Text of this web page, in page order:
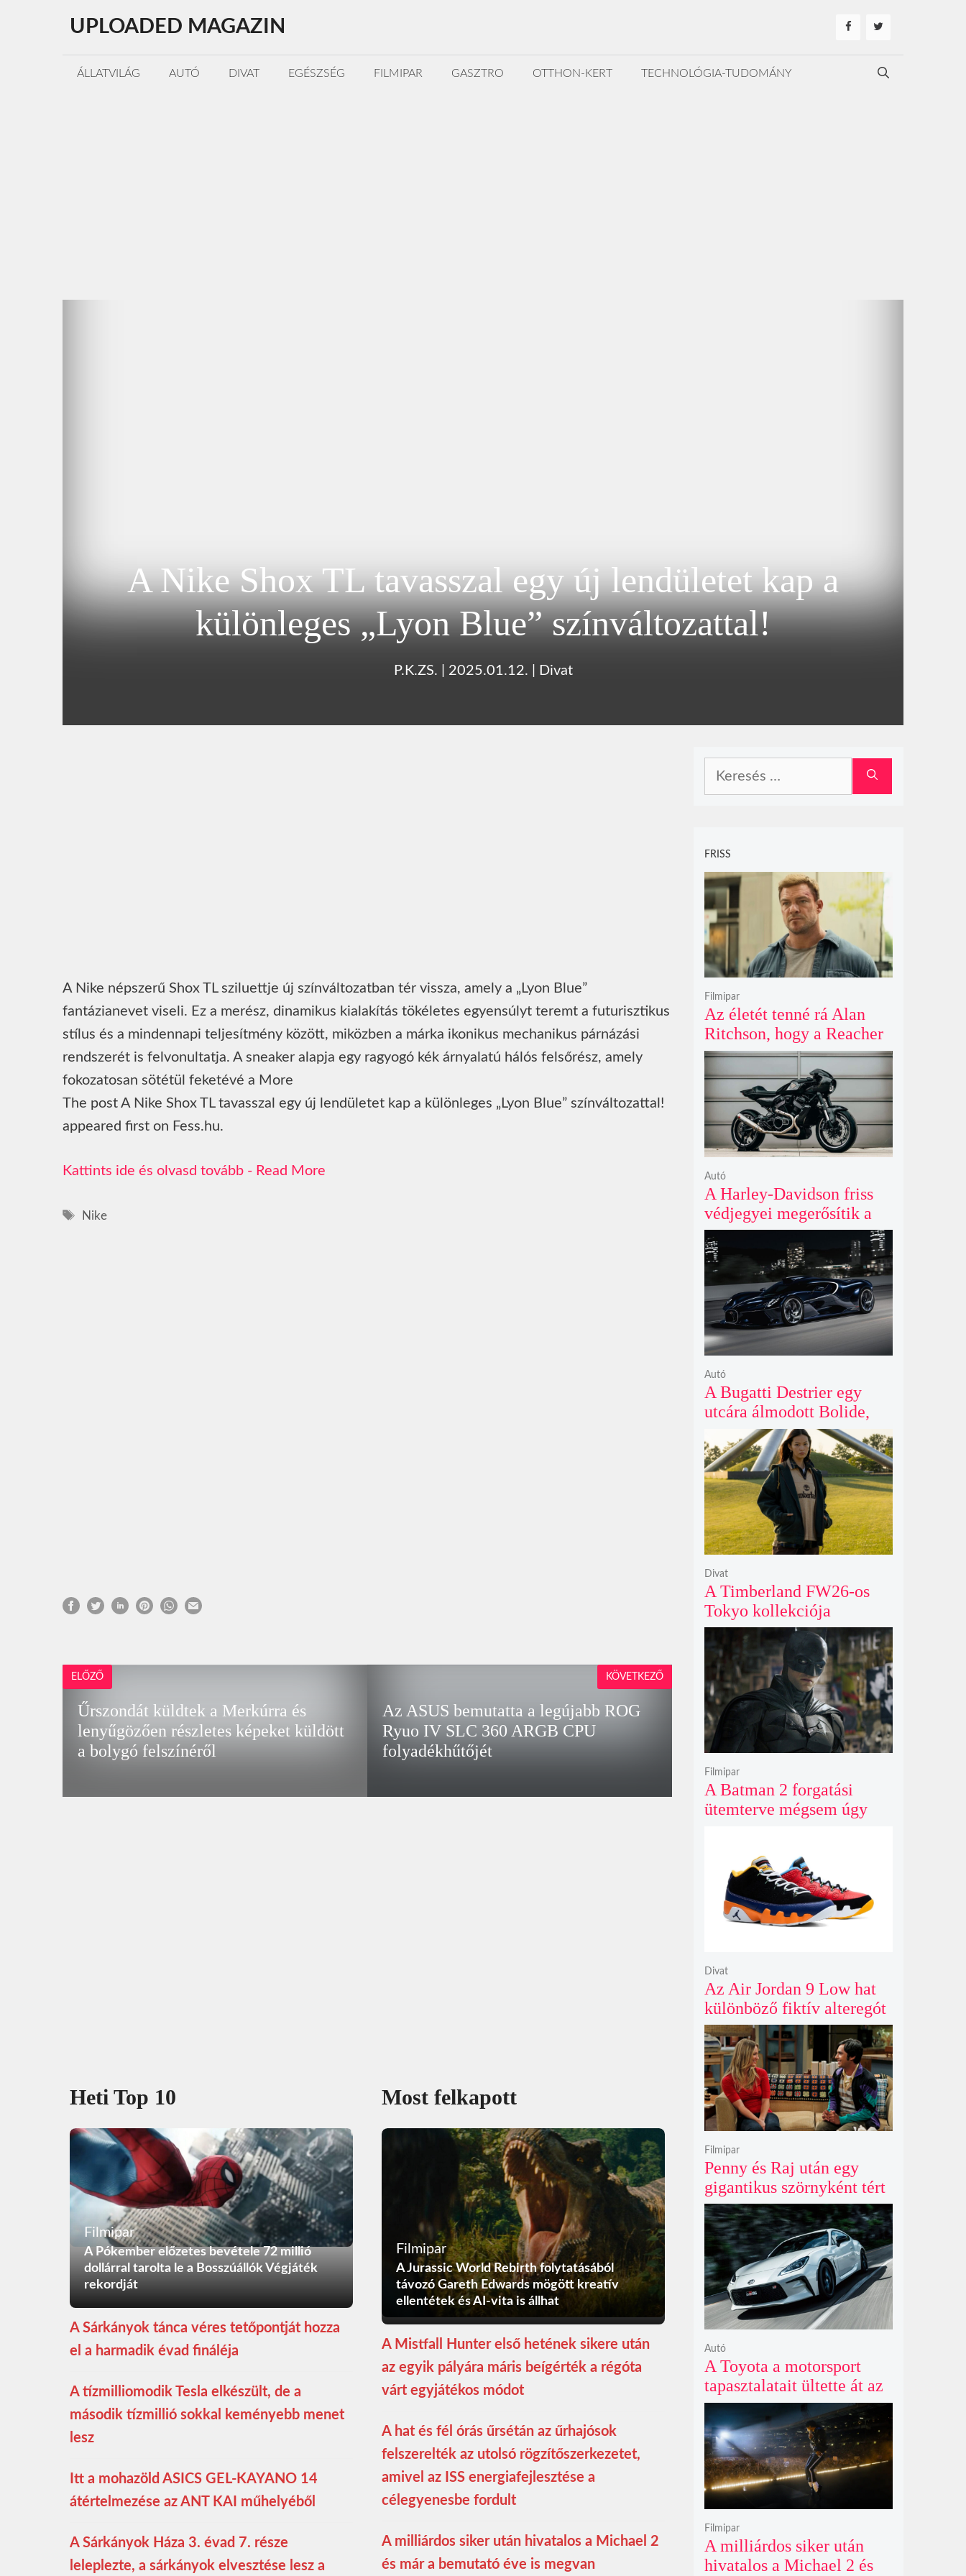
tartalomba
UPLOADED MAGAZIN
ÁLLATVILÁG AUTÓ DIVAT EGÉSZSÉG FILMIPAR GASZTRO OTTHON-KERT TECHNOLÓGIA-TUDOMÁNY
A Nike Shox TL tavasszal egy új lendületet kap a
különleges „Lyon Blue” színváltozattal!
P.K.ZS. 2025.01.12. Divat
A Nike népszerű Shox TL sziluettje új színváltozatban tér vissza, amely a „Lyon Blue”
fantázianevet viseli. Ez a merész, dinamikus kialakítás tökéletes egyensúlyt teremt a futurisztikus
stílus és a mindennapi teljesítmény között, miközben a márka ikonikus mechanikus párnázási
rendszerét is felvonultatja. A sneaker alapja egy ragyogó kék árnyalatú hálós felsőrész, amely
fokozatosan sötétül feketévé a More
The post A Nike Shox TL tavasszal egy új lendületet kap a különleges „Lyon Blue” színváltozattal!
appeared first on Fess.hu.
Read More
Címkék
Nike
ELŐZŐ
Űrszondát küldtek a Merkúrra és
lenyűgözően részletes képeket küldött
a bolygó felszínéről
Az ASUS bemutatta a legújabb ROG
Ryuo IV SLC 360 ARGB CPU
folyadékhűtőjét
KÖVETKEZŐ
Heti Top 10
Filmipar
A Pókember előzetes bevétele 72 millió
dollárral tarolta le a Bosszúállók Végjáték
rekordját
A Sárkányok tánca véres tetőpontját hozza
el a harmadik évad fináléja
A tízmilliomodik Tesla elkészült, de a
második tízmillió sokkal keményebb menet
lesz
Itt a mohazöld ASICS GEL-KAYANO 14
átértelmezése az ANT KAI műhelyéből
A Sárkányok Háza 3. évad 7. része
leleplezte, a sárkányok elvesztése lesz a
Most felkapott
Filmipar
A Jurassic World Rebirth folytatásából
távozó Gareth Edwards mögött kreatív
ellentétek és AI-vita is állhat
A Mistfall Hunter első hetének sikere után
az egyik pályára máris beígérték a régóta
várt egyjátékos módot
A hat és fél órás űrsétán az űrhajósok
felszerelték az utolsó rögzítőszerkezetet,
amivel az ISS energiafejlesztése a
célegyenesbe fordult
A milliárdos siker után hivatalos a Michael 2
és már a bemutató éve is megvan
FRISS
Az életét tenné rá Alan
Ritchson, hogy a Reacher
negyedik évada mindent
felülmúl
Filmipar
A Harley-Davidson friss
védjegyei megerősítik a
lenyűgöző café racer és
flat tracker szériagyártását
Autó
A Bugatti Destrier egy
utcára álmodott Bolide,
ami a pályaautók
brutalitását öltözteti
egyedi karosszériába
Autó
A Timberland FW26-os
Tokyo kollekciója
flanellel, kordbársonnyal
és bőrrel gondolja újra az
időtlen örökséget
Divat
A Batman 2 forgatási
ütemterve mégsem úgy
Filmipar
Az Air Jordan 9 Low hat
különböző fiktív alteregót
gyúr egyetlen őrült
dizájnba
Divat
Penny és Raj után egy
gigantikus szörnyként tért
vissza valaki az
Agymenők legújabb spin-
offjában
Filmipar
A Toyota a motorsport
tapasztalatait ültette át az
új GR86 vezethetőségébe
és biztonságába
Autó
A milliárdos siker után
hivatalos a Michael 2 és
Filmipar